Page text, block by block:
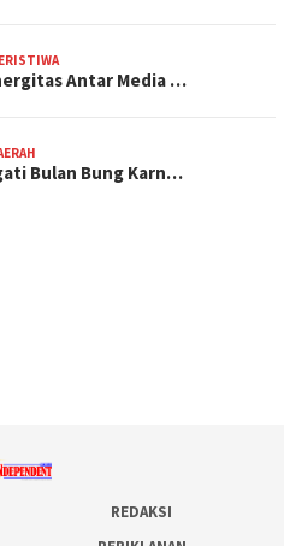
Antar Media …
Bulan Bung Karn…
REDAKSI